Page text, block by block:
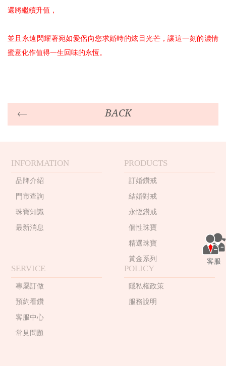
還將繼續升值，
並且永遠閃耀著宛如愛侶向您求婚時的炫目光芒，讓這一刻的濃情
蜜意化作值得一生回味的永恆。
BACK
INFORMATION
品牌介紹
門市查詢
珠寶知識
最新消息
PRODUCTS
訂婚鑽戒
結婚對戒
永恆鑽戒
個性珠寶
精選珠寶
黃金系列
SERVICE
專屬訂做
預約看鑽
客服中心
常見問題
POLICY
隱私權政策
服務說明
客服